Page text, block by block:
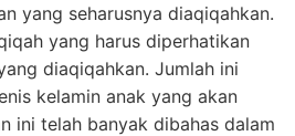
yang seharusnya diaqiqahkan.
yang harus diperhatikan
diaqiqahkan. Jumlah ini
kelamin anak yang akan
ini telah banyak dibahas dalam